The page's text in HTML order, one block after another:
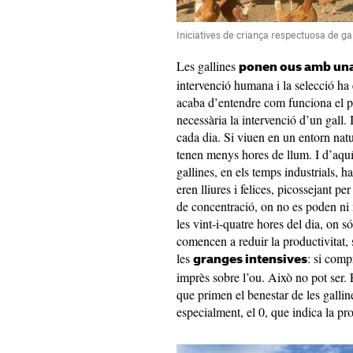
Iniciatives de criança respectuosa de
Les gallines ponen ous amb
intervenció humana i la selecció
acaba d’entendre com funciona el
necessària la intervenció d’un
cada dia. Si viuen en un entorn
tenen menys hores de llum. I
gallines, en els temps industrials,
eren lliures i felices, picossejant
de concentració, on no es poden
les vint-i-quatre hores del dia, on
comencen a reduir la productivitat,
les granges intensives: si
imprès sobre l’ou. Això no pot ser.
que primen el benestar de les
especialment, el 0, que indica la